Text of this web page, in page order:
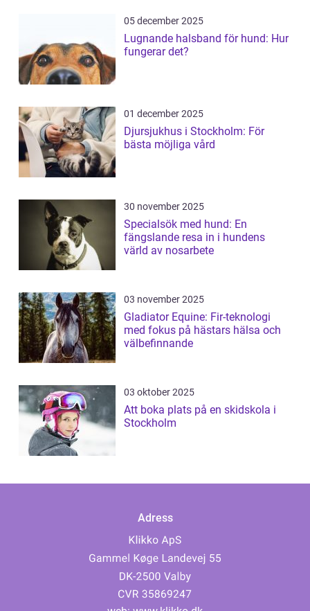
05 december 2025
Lugnande halsband för hund: Hur
fungerar det?
01 december 2025
Djursjukhus i Stockholm: För
bästa möjliga vård
30 november 2025
Specialsök med hund: En
fängslande resa in i hundens
värld av nosarbete
03 november 2025
Gladiator Equine: Fir-teknologi
med fokus på hästars hälsa och
välbefinnande
03 oktober 2025
Att boka plats på en skidskola i
Stockholm
Adress